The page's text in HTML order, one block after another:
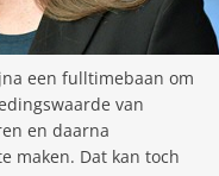
een fulltimebaan om
van
en daarna
maken. Dat kan toch